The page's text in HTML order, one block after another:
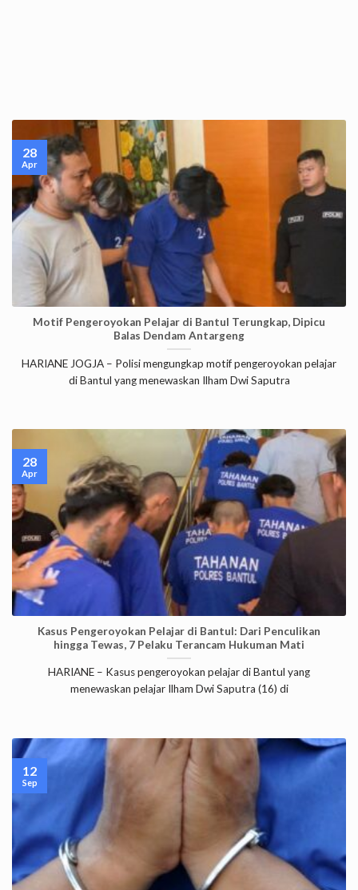
Motif Pengeroyokan Pelajar di Bantul Terungkap, Dipicu
Balas Dendam Antargeng
HARIANE JOGJA – Polisi mengungkap motif pengeroyokan pelajar
di Bantul yang menewaskan Ilham Dwi Saputra
28
Apr
Kasus Pengeroyokan Pelajar di Bantul: Dari Penculikan
hingga Tewas, 7 Pelaku Terancam Hukuman Mati
HARIANE – Kasus pengeroyokan pelajar di Bantul yang
menewaskan pelajar Ilham Dwi Saputra (16) di
28
Apr
12
Sep